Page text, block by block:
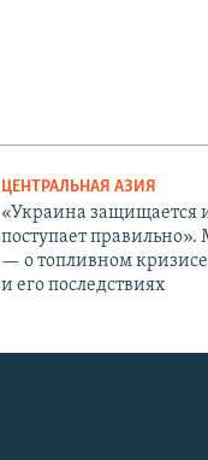
ЦЕНТРАЛЬНАЯ АЗИЯ
«Украина защищается
поступает
— о топливном кризисе
и его последствиях